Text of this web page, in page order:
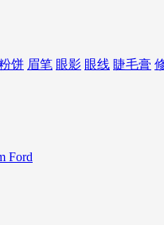
饼 眉笔 眼影 眼线 睫毛膏
Ford